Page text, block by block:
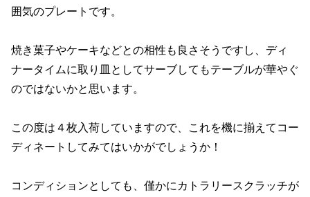
囲気のプレートです。
焼き菓子やケーキなどとの相性も良さそうですし、ディ
ナータイムに取り皿としてサーブしてもテーブルが華やぐ
のではないかと思います。
この度は４枚入荷していますので、これを機に揃えてコー
ディネートしてみてはいかがでしょうか！
コンディションとしても、僅かにカトラリースクラッチが